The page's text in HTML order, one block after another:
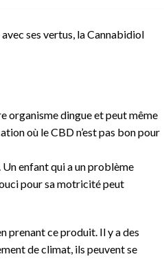
ses vertus, la Cannabidiol
organisme dingue et peut même
où le CBD n’est pas bon pour
enfant qui a un problème
pour sa motricité peut
prenant ce produit. Il y a des
de climat, ils peuvent se